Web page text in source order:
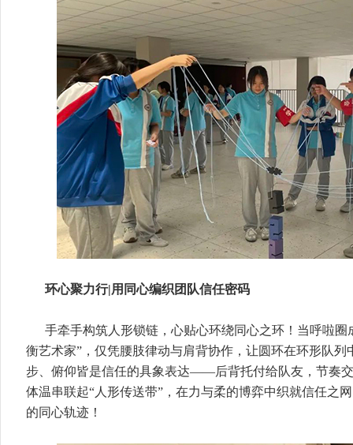
环心聚力行|用同心编织团队信任密码
手牵手构筑人形锁链，心贴心环绕同心之环！当呼啦
衡艺术家”，仅凭腰肢律动与肩背协作，让圆环在环形队
步、俯仰皆是信任的具象表达——后背托付给队友，节奏
体温串联起“人形传送带”，在力与柔的博弈中织就信任之
的同心轨迹！